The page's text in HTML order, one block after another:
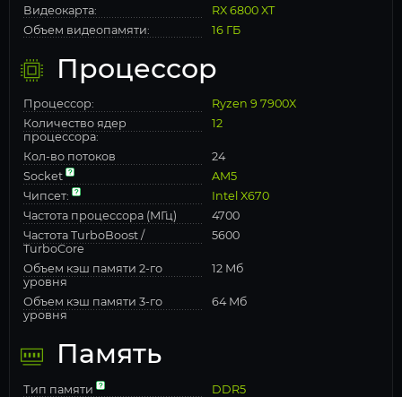
Видеокарта:
RX 6800 XT
Объем видеопамяти:
16 ГБ
Процессор
Процессор:
Ryzen 9 7900X
Количество ядер
процессора:
12
Кол-во потоков
24
Socket
AM5
Чипсет:
Intel X670
Частота процессора (МГц)
4700
Частота TurboBoost /
TurboCore
5600
Объем кэш памяти 2-го
уровня
12 Мб
Объем кэш памяти 3-го
уровня
64 Мб
Память
Тип памяти
DDR5